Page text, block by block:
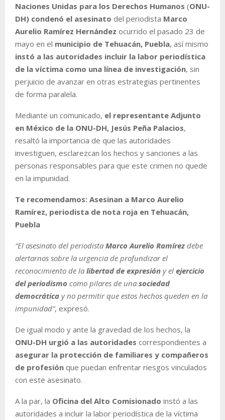
Naciones Unidas para los Derechos Humanos (ONU-
DH) condenó el asesinato del periodista Marco
Aurelio Ramírez Hernández ocurrido el pasado 23 de
mayo en el municipio de Tehuacán, Puebla, así mismo
instó a las autoridades incluir la labor periodística
de la víctima como una línea de investigación, sin
perjuicio de avanzar en otras estrategias pertinentes
de forma paralela.
Mediante un comunicado, el representante Adjunto
en México de la ONU-DH, Jesús Peña Palacios,
resaltó la importancia de que las autoridades
investiguen, esclarezcan los hechos y sanciones a las
personas responsables para que este crimen no quede
en la impunidad.
Te recomendamos: Asesinan a Marco Aurelio
Ramírez, periodista de nota roja en Tehuacán,
Puebla
“El asesinato del periodista Marco Aurelio Ramírez debe
alertarnos sobre la urgencia de profundizar el
reconocimiento de la libertad de expresión y el ejercicio
del periodismo como pilares de una sociedad
democrática y no permitir que estos hechos queden en la
impunidad”, expresó.
De igual modo y ante la gravedad de los hechos, la
ONU-DH urgió a las autoridades correspondientes a
asegurar la protección de familiares y compañeros
de profesión que puedan enfrentar riesgos vinculados
con este asesinato.
A la par, la Oficina del Alto Comisionado instó a las
autoridades a incluir la labor periodística de la víctima